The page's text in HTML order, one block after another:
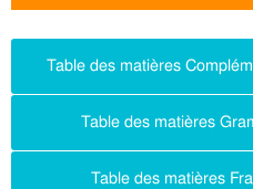
Table des matières
Table des matières
Table des matières